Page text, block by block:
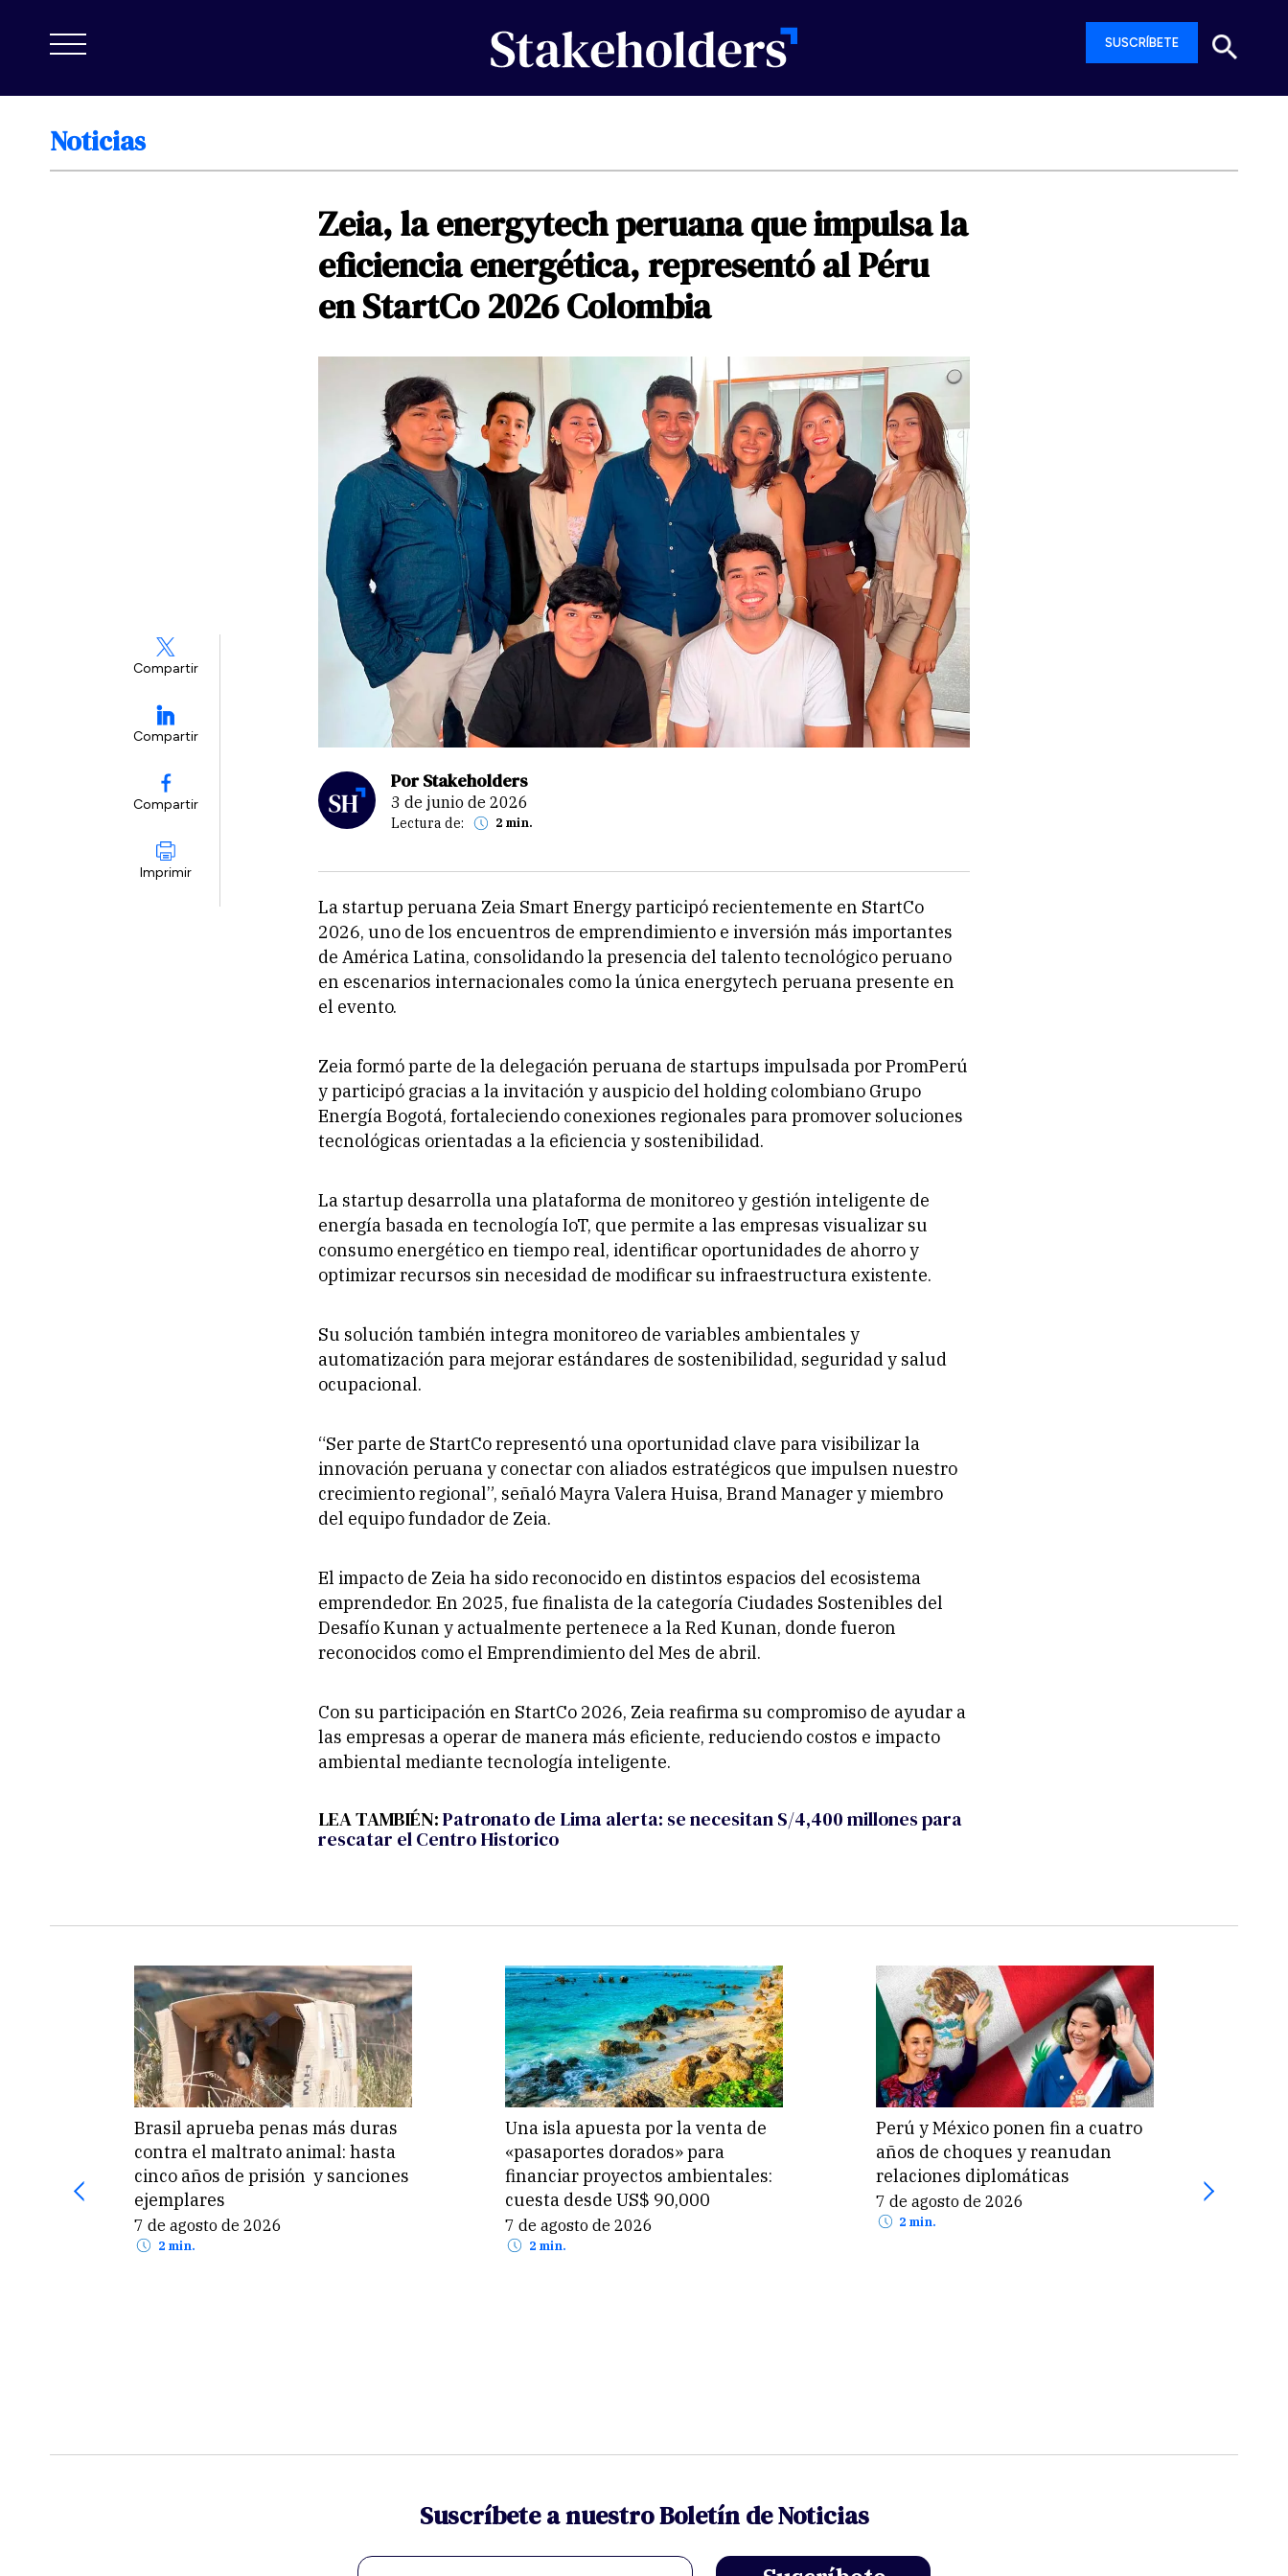
SUSCRÍBETE
Noticias
Compartir
Compartir
Compartir
Imprimir
Zeia,laenergytechperuanaqueimpulsala
eficienciaenergética, representóalPéru
enStartCo 2026Colombia
Por Stakeholders
3 de junio de 2026
Lectura de: 2 min.
La startup peruana Zeia Smart Energy participó recientemente en StartCo
2026, uno de los encuentros de emprendimiento e inversión más importantes
de América Latina, consolidando la presencia del talento tecnológico peruano
en escenarios internacionales como la única energytech peruana presente en
el evento.
Zeia formó parte de la delegación peruana de startups impulsada por PromPerú
y participó gracias a la invitación y auspicio del holding colombiano Grupo
Energía Bogotá, fortaleciendo conexiones regionales para promover soluciones
tecnológicas orientadas a la eficiencia y sostenibilidad.
La startup desarrolla una plataforma de monitoreo y gestión inteligente de
energía basada en tecnología IoT, que permite a las empresas visualizar su
consumo energético en tiempo real, identificar oportunidades de ahorro y
optimizar recursos sin necesidad de modificar su infraestructura existente.
Su solución también integra monitoreo de variables ambientales y
automatización para mejorar estándares de sostenibilidad, seguridad y salud
ocupacional.
“Ser parte de StartCo representó una oportunidad clave para visibilizar la
innovación peruana y conectar con aliados estratégicos que impulsen nuestro
crecimiento regional”, señaló Mayra Valera Huisa, Brand Manager y miembro
del equipo fundador de Zeia.
El impacto de Zeia ha sido reconocido en distintos espacios del ecosistema
emprendedor. En 2025, fue finalista de la categoría Ciudades Sostenibles del
Desafío Kunan y actualmente pertenece a la Red Kunan, donde fueron
reconocidos como el Emprendimiento del Mes de abril.
Con su participación en StartCo 2026, Zeia reafirma su compromiso de ayudar a
las empresas a operar de manera más eficiente, reduciendo costos e impacto
ambiental mediante tecnología inteligente.
LEA TAMBIÉN:Patronato de Lima alerta: se necesitan S/4,400 millones para
rescatar el Centro Historico
Brasil aprueba penas más duras
contra el maltrato animal: hasta
cinco años de prisión y sanciones
ejemplares
7 de agosto de 2026
2 min.
Una isla apuesta por la venta de
«pasaportes dorados» para
financiar proyectos ambientales:
cuesta desde US$ 90,000
7 de agosto de 2026
2 min.
Perú y México ponen fin a cuatro
años de choques y reanudan
relaciones diplomáticas
7 de agosto de 2026
2 min.
Suscríbete a nuestro Boletín de Noticias